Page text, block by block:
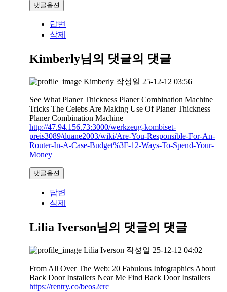
댓글옵션
답변
삭제
Kimberly님의 댓글의 댓글
Kimberly 작성일 25-12-12 03:56
See What Planer Thickness Planer Combination Machine
Tricks The Celebs Are Making Use Of Planer Thickness
Planer Combination Machine
http://47.94.156.73:3000/werkzeug-kombiset-
preis3089/duane2003/wiki/Are-You-Responsible-For-An-
Router-In-A-Case-Budget%3F-12-Ways-To-Spend-Your-
Money
댓글옵션
답변
삭제
Lilia Iverson님의 댓글의 댓글
Lilia Iverson 작성일 25-12-12 04:02
From All Over The Web: 20 Fabulous Infographics About
Back Door Installers Near Me Find Back Door Installers
https://rentry.co/beos2crc